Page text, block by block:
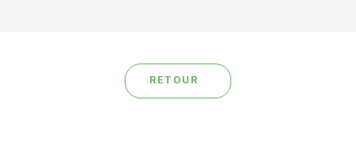
RETOUR